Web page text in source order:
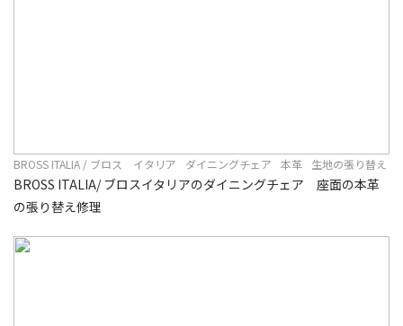
BROSS ITALIA / ブロス イタリア ダイニングチェア 本革 生地の張り替え
BROSS ITALIA/ ブロスイタリアのダイニングチェア 座面の本革
の張り替え修理